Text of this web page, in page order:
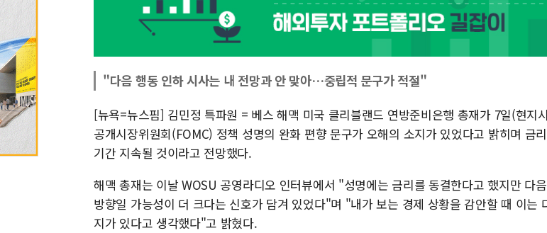
"다음 행동 인하 시사는 내 전망과 안 맞아…중립적 문구가 적절"
[뉴욕=뉴스핌] 김민정 특파원 = 베스 해맥 미국 클리블랜드 연방준비은행 총재가 7일(현지
공개시장위원회(FOMC) 정책 성명의 완화 편향 문구가 오해의 소지가 있었다고 밝히며 금
기간 지속될 것이라고 전망했다.
해맥 총재는 이날 WOSU 공영라디오 인터뷰에서 "성명에는 금리를 동결한다고 했지만 다
방향일 가능성이 더 크다는 신호가 담겨 있었다"며 "내가 보는 경제 상황을 감안할 때 이는
지가 있다고 생각했다"고 밝혔다.